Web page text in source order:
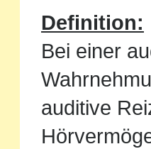
Definition:
Bei einer
auditive